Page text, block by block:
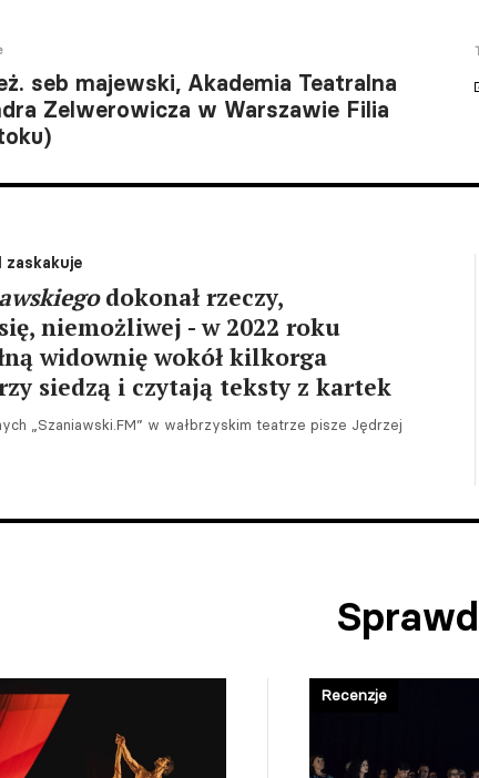
seb majewski, Akademia Teatralna
Zelwerowicza w Warszawie Filia
zaskakuje
dokonał rzeczy,
niemożliwej - w 2022 roku
widownię wokół kilkorga
siedzą i czytają teksty z kartek
„Szaniawski.FM” w wałbrzyskim teatrze pisze Jędrzej
Recenzje